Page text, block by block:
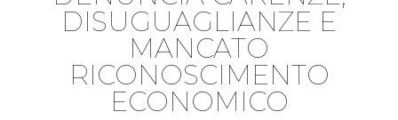
DISUGUAGLIANZE E
MANCATO
RICONOSCIMENTO
ECONOMICO